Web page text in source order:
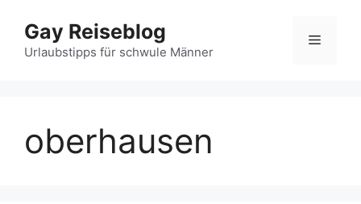
Inhalt
springen
Gay Reiseblog
Urlaubstipps für schwule Männer
Menü
oberhausen